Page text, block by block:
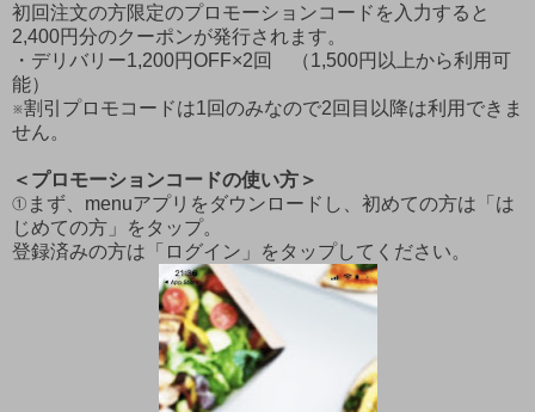
初回注文の方限定のプロモーションコードを入力すると
2,400円分のクーポンが発行されます。
・デリバリー1,200円OFF×2回 （1,500円以上から利用可
能）
※割引プロモコードは1回のみなので2回目以降は利用できま
せん。
＜プロモーションコードの使い方＞
①まず、menuアプリをダウンロードし、初めての方は「は
じめての方」をタップ。
登録済みの方は「ログイン」をタップしてください。